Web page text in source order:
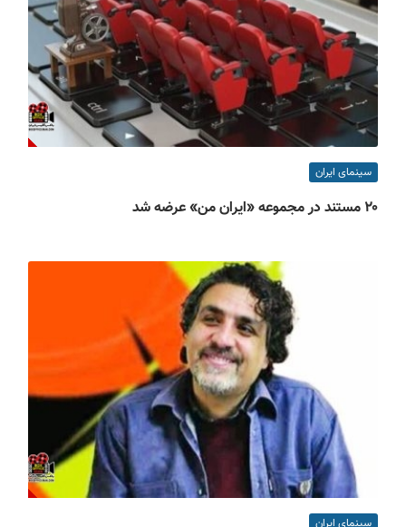
سینمای ایران
۲۰ مستند در مجموعه «ایران من» عرضه شد
سینمای ایران